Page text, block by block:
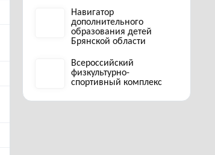
Навигатор
дополнительного
образования детей
Брянской области
Всероссийский
физкультурно-
спортивный комплекс